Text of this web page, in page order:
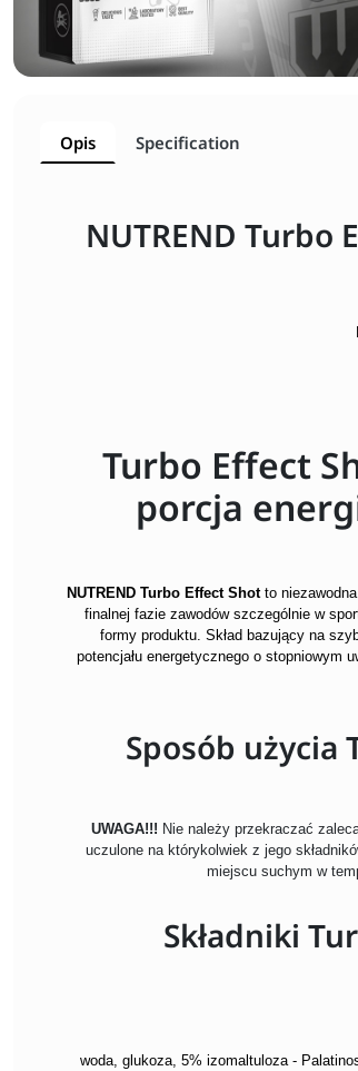
Opis Specification
NUTREND Turbo
Turbo Effect
porcja
NUTREND Turbo Effect Shotto niezawodna
finalnej fazie zawodów szczególnie w
formy produktu. Skład bazujący na
potencjału energetycznego o stopniowym
Sposób użycia
UWAGA!!! Nie należy przekraczać
uczulone na którykolwiek z jego
miejscu suchym w
Składniki
woda, glukoza, 5% izomaltuloza -